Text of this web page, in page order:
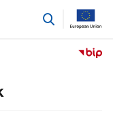
przejdź
Przejdź